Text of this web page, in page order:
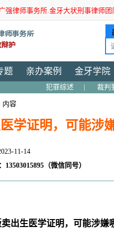
强律师事务所.金牙大状刑事律师
题 亲办案例 金牙学院
犯罪综述 裁判
内容
学证明，可能涉
11-14
（微信同号）
卖出生医学证明，可能涉嫌